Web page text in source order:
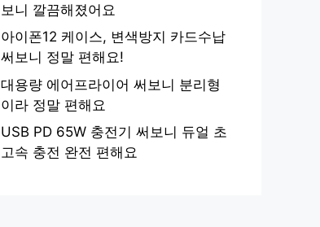
보니 깔끔해졌어요
아이폰12 케이스, 변색방지 카드수납
써보니 정말 편해요!
대용량 에어프라이어 써보니 분리형
이라 정말 편해요
USB PD 65W 충전기 써보니 듀얼 초
고속 충전 완전 편해요